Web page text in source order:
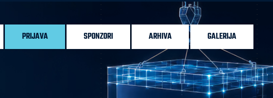
PRIJAVA SPONZORI ARHIVA GALERIJA